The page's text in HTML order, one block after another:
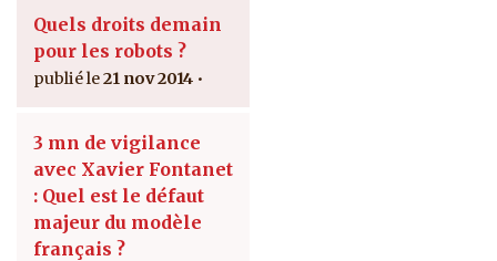
Quels droits demain
pour les robots ?
21 nov 2014
3 mn de vigilance
avec Xavier Fontanet
: Quel est le défaut
majeur du modèle
français ?